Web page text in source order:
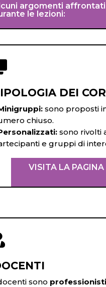
argomenti affrontati
le lezioni:
DEI
sono proposti
chiuso.
sono rivolti
e gruppi di
VISITA LA PAGINA
sono professionisti